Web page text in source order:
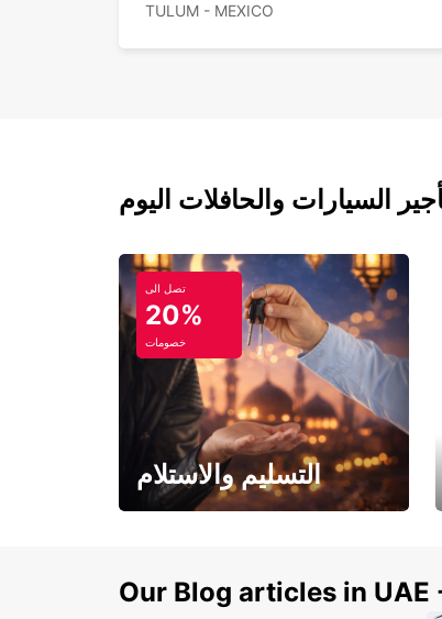
TULUM - MEXICO
تصل الى
20%
خصومات
التسليم والاستلام
Our Blog articles in